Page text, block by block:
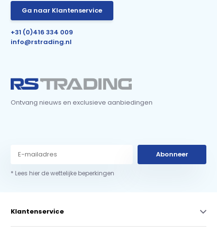
Ga naar Klantenservice
+31 (0)416 334 009
info@rstrading.nl
Ontvang nieuws en exclusieve aanbiedingen
Abonneer
* Lees hier de wettelijke beperkingen
Klantenservice